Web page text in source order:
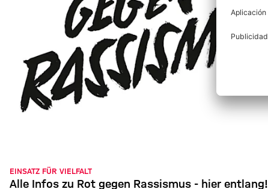
EINSATZ FÜR VIELFALT
Alle Infos zu Rot gegen Rassismus - hier entlang!